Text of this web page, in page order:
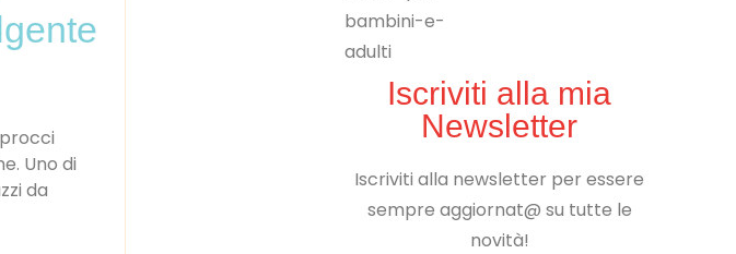
Uno di
da
Iscriviti alla mia
Newsletter
Iscriviti alla newsletter per essere
sempre aggiornat@ su tutte le
novità!